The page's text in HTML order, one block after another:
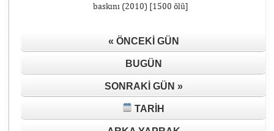
baskını (2010) [1500 ölü]
« ÖNCEKI GÜN
BUGÜN
SONRAKI GÜN »
TARIH